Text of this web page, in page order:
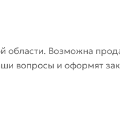
области. Возможна
вопросы и оформят